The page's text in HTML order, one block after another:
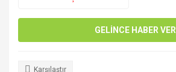
GELİNCE HABER VER
Karşılaştır